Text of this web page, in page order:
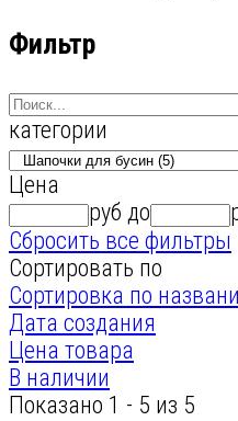
Фильтр
категории
Цена
руб до
Сбросить все фильтры
Сортировать по
Сортировка по
Дата создания
Цена товара
В наличии
Показано 1 - 5 из 5